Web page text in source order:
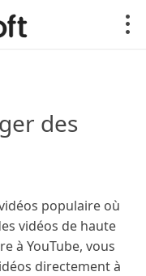
des
populaire où
vidéos de haute
à YouTube, vous
directement à